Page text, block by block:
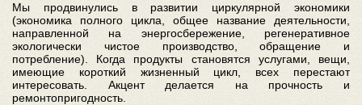
Мы продвинулись в развитии циркулярной экономики
(экономика полного цикла, общее название деятельности,
направленной на энергосбережение, регенеративное
экологически чистое производство, обращение и
потребление). Когда продукты становятся услугами, вещи,
имеющие короткий жизненный цикл, всех перестают
интересовать. Акцент делается на прочность и
ремонтопригодность.